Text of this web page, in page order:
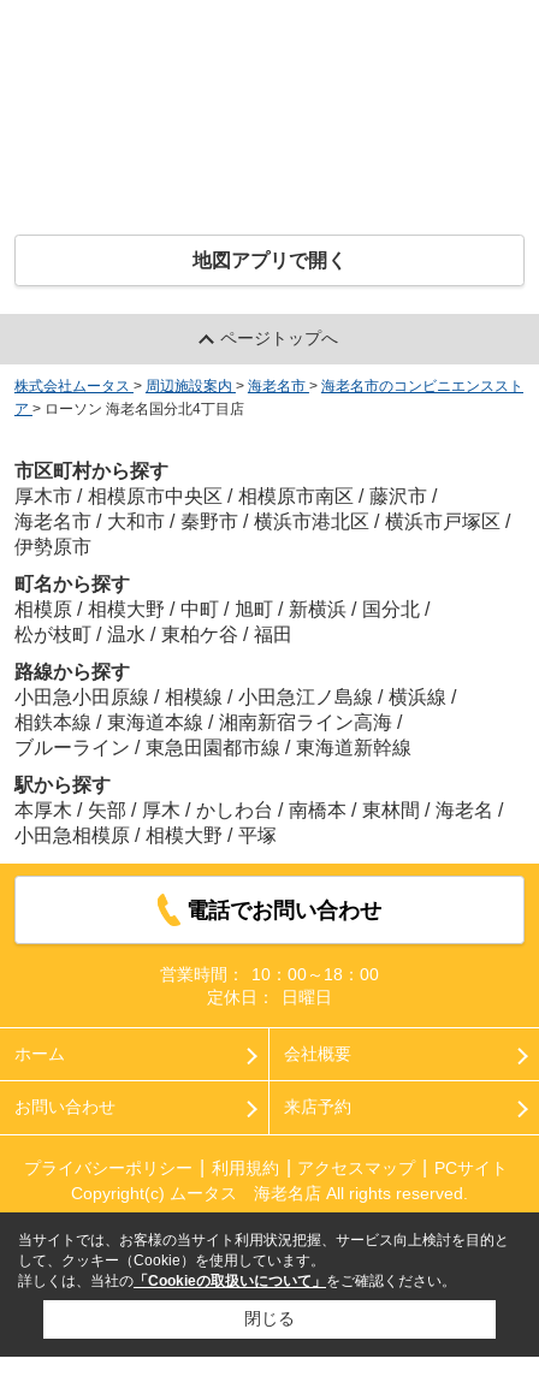
地図アプリで開く
ページトップへ
株式会社ムータス > 周辺施設案内 > 海老名市 > 海老名市のコンビニエンススト
ア > ローソン 海老名国分北4丁目店
市区町村から探す
厚木市 / 相模原市中央区 / 相模原市南区 / 藤沢市 /
海老名市 / 大和市 / 秦野市 / 横浜市港北区 / 横浜市戸塚区 /
伊勢原市
町名から探す
相模原 / 相模大野 / 中町 / 旭町 / 新横浜 / 国分北 /
松が枝町 / 温水 / 東柏ケ谷 / 福田
路線から探す
小田急小田原線 / 相模線 / 小田急江ノ島線 / 横浜線 /
相鉄本線 / 東海道本線 / 湘南新宿ライン高海 /
ブルーライン / 東急田園都市線 / 東海道新幹線
駅から探す
本厚木 / 矢部 / 厚木 / かしわ台 / 南橋本 / 東林間 / 海老名 /
小田急相模原 / 相模大野 / 平塚
電話でお問い合わせ
営業時間：
10：00～18：00
定休日：
日曜日
ホーム 会社概要
お問い合わせ 来店予約
プライバシーポリシー 利用規約 アクセスマップ
PCサイト
Copyright(c) ムータス 海老名店 All rights reserved.
当サイトでは、お客様の当サイト利用状況把握、サービス向上検討を目的と
して、クッキー（Cookie）を使用しています。
詳しくは、当社の 「Cookieの取扱いについて」 をご確認ください。
閉じる